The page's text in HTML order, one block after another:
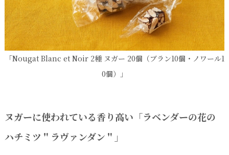
「Nougat Blanc et Noir 2種 ヌガー 20個（ブラン10個・ノワール1
0個）」
ヌガーに使われている香り高い「ラベンダーの花の
ハチミツ＂ラヴァンダン＂」